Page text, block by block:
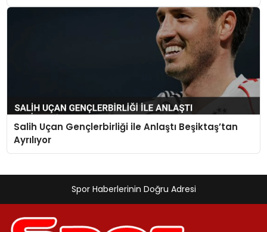
Salih Uçan Gençlerbirliği ile Anlaştı Beşiktaş’tan
Ayrılıyor
Spor Haberlerinin Doğru Adresi